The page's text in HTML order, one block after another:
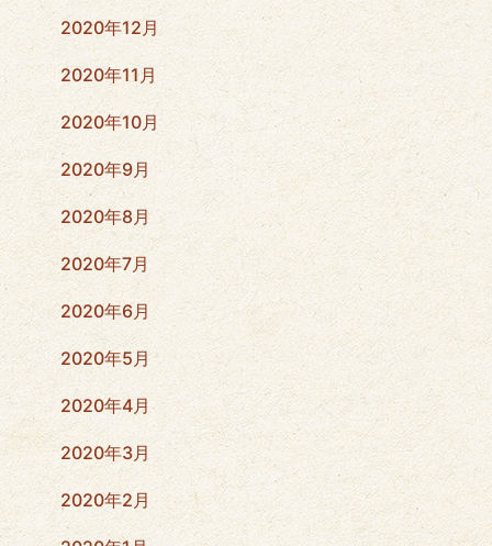
2020年12月
2020年11月
2020年10月
2020年9月
2020年8月
2020年7月
2020年6月
2020年5月
2020年4月
2020年3月
2020年2月